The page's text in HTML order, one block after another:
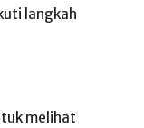
langkah
melihat